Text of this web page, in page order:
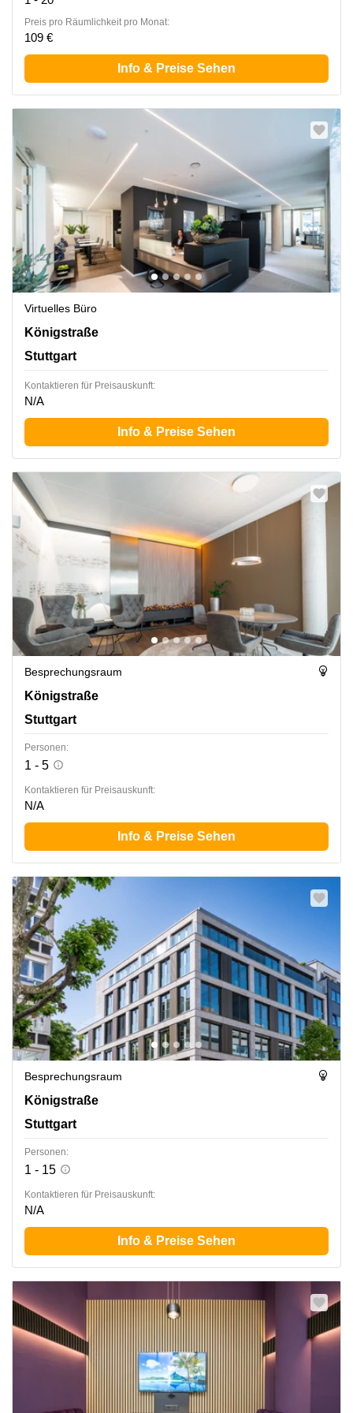
Preis pro Räumlichkeit pro Monat:
109 €
Info & Preise Sehen
Virtuelles Büro
Königstraße 35, Stuttgart
Königstraße
Stuttgart
Kontaktieren für Preisauskunft:
N/A
Info & Preise Sehen
Besprechungsraum
Königstraße 35, Stuttgart
Königstraße
Stuttgart
Personen:
1 - 5
Kontaktieren für Preisauskunft:
N/A
Info & Preise Sehen
Besprechungsraum
Königstraße 35, Stuttgart
Königstraße
Stuttgart
Personen:
1 - 15
Kontaktieren für Preisauskunft:
N/A
Info & Preise Sehen